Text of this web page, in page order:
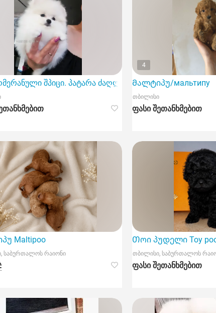
შპიცი. პატარა ძაღლის შეძენა ჩვენთან
4
Მალტიპუ/мальтипу
თბილისი
ფასი შეთანხმებით
ჯიშის ჯორჯიაში.
Maltipoo
საბურთალოს რაიონი
Თოი პუდელი Toy
თბილისი, საბურთალოს
ფასი შეთანხმებით